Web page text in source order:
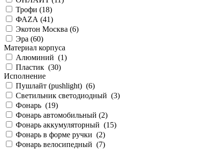
Трофи (18)
ФАZА (41)
Экотон Москва (6)
Эра (60)
Материал корпуса
Алюминий (1)
Пластик (30)
Исполнение
Пушлайт (pushlight) (6)
Светильник светодиодный (3)
Фонарь (19)
Фонарь автомобильный (2)
Фонарь аккумуляторный (15)
Фонарь в форме ручки (2)
Фонарь велосипедный (7)